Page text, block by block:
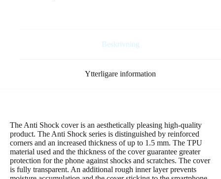
Beskrivning
Ytterligare information
The Anti Shock cover is an aesthetically pleasing high-quality
product. The Anti Shock series is distinguished by reinforced
corners and an increased thickness of up to 1.5 mm. The TPU
material used and the thickness of the cover guarantee greater
protection for the phone against shocks and scratches. The cover
is fully transparent. An additional rough inner layer prevents